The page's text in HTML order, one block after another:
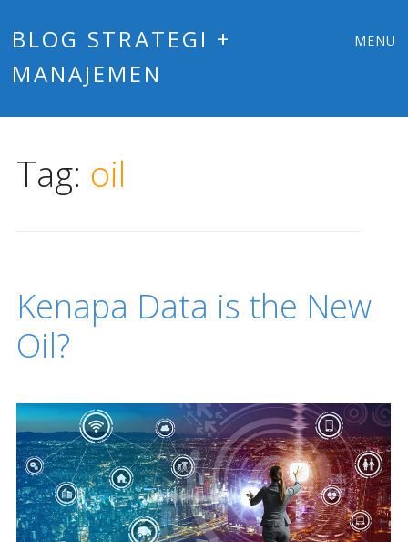
BLOG STRATEGI +
MANAJEMEN
MENU
Tag: oil
Kenapa Data is the New
Oil?